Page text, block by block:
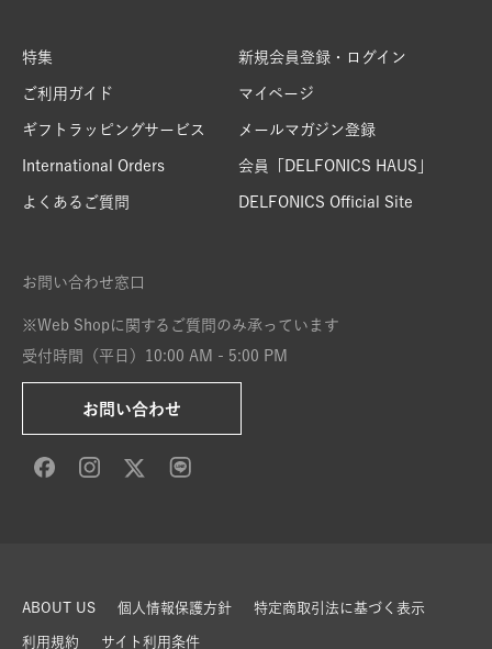
特集
ご利用ガイド
ギフトラッピングサービス
International Orders
よくあるご質問
新規会員登録・ログイン
マイページ
メールマガジン登録
会員「DELFONICS HAUS」
DELFONICS Official Site
お問い合わせ窓口
※Web Shopに関するご質問のみ承っています
受付時間（平日）10:00 AM - 5:00 PM
お問い合わせ
ABOUT US 個人情報保護方針 特定商取引法に基づく表示
利用規約 サイト利用条件